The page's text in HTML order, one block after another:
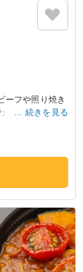
ーフや照り焼き
せにこだわった
続きを見る